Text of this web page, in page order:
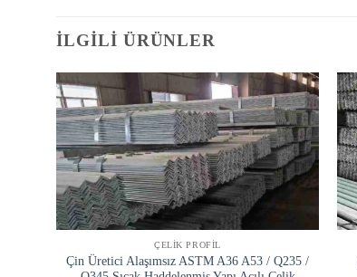
İLGILI ÜRÜNLER
ÇELIK PROFIL
Çin Üretici Alaşımsız ASTM A36 A53 / Q235 /